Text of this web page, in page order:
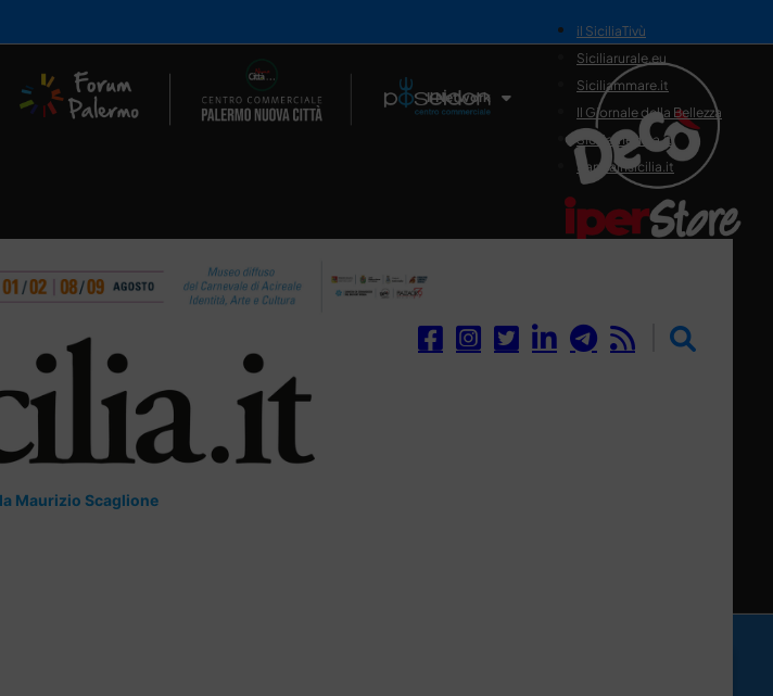
Il Network
il SiciliaTivù
Siciliarurale.eu
Siciliammare.it
Il Giornale della Bellezza
Siciliamedica.it
Sanitainsicilia.it
Maurizio Scaglione